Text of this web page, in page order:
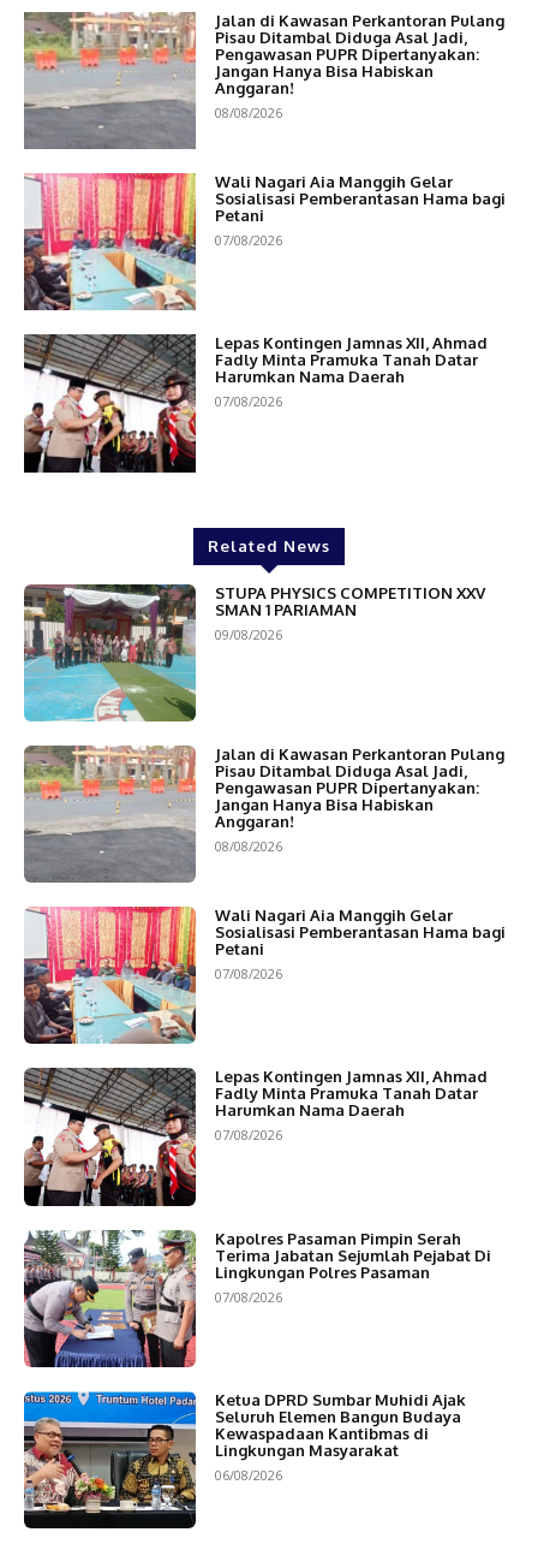
Jalan di Kawasan Perkantoran Pulang
Pisau Ditambal Diduga Asal Jadi,
Pengawasan PUPR Dipertanyakan:
Jangan Hanya Bisa Habiskan
Anggaran!
08/08/2026
Wali Nagari Aia Manggih Gelar
Sosialisasi Pemberantasan Hama bagi
Petani
07/08/2026
Lepas Kontingen Jamnas XII, Ahmad
Fadly Minta Pramuka Tanah Datar
Harumkan Nama Daerah
07/08/2026
Related News
STUPA PHYSICS COMPETITION XXV
SMAN 1 PARIAMAN
09/08/2026
Jalan di Kawasan Perkantoran Pulang
Pisau Ditambal Diduga Asal Jadi,
Pengawasan PUPR Dipertanyakan:
Jangan Hanya Bisa Habiskan
Anggaran!
08/08/2026
Wali Nagari Aia Manggih Gelar
Sosialisasi Pemberantasan Hama bagi
Petani
07/08/2026
Lepas Kontingen Jamnas XII, Ahmad
Fadly Minta Pramuka Tanah Datar
Harumkan Nama Daerah
07/08/2026
Kapolres Pasaman Pimpin Serah
Terima Jabatan Sejumlah Pejabat Di
Lingkungan Polres Pasaman
07/08/2026
Ketua DPRD Sumbar Muhidi Ajak
Seluruh Elemen Bangun Budaya
Kewaspadaan Kantibmas di
Lingkungan Masyarakat
06/08/2026